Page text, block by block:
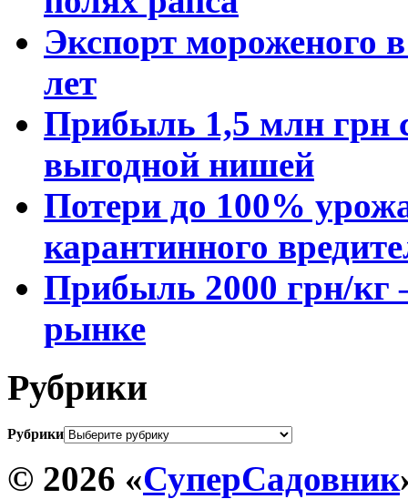
Экспорт мороженого
лет
Прибыль 1,5 млн грн
выгодной нишей
Потери до 100%
карантинного
Прибыль 2000 грн/кг
рынке
Рубрики
Рубрики
© 2026 «СуперСадовник